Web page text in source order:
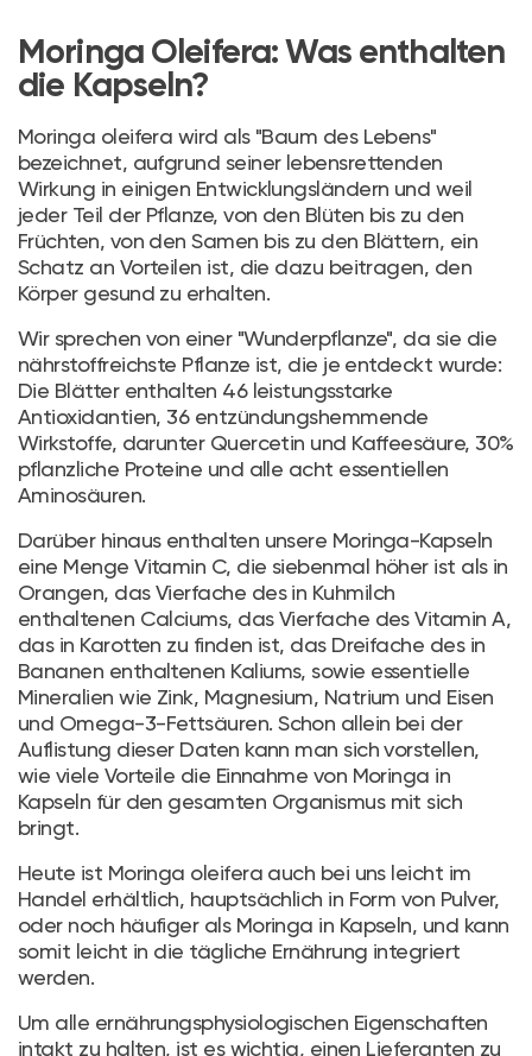
Moringa Oleifera: Was enthalten
die Kapseln?
Moringa oleifera wird als "Baum des Lebens"
bezeichnet, aufgrund seiner lebensrettenden
Wirkung in einigen Entwicklungsländern und weil
jeder Teil der Pflanze, von den Blüten bis zu den
Früchten, von den Samen bis zu den Blättern, ein
Schatz an Vorteilen ist, die dazu beitragen, den
Körper gesund zu erhalten.
Wir sprechen von einer "Wunderpflanze", da sie die
nährstoffreichste Pflanze ist, die je entdeckt wurde:
Die Blätter enthalten 46 leistungsstarke
Antioxidantien, 36 entzündungshemmende
Wirkstoffe, darunter Quercetin und Kaffeesäure, 30%
pflanzliche Proteine und alle acht essentiellen
Aminosäuren.
Darüber hinaus enthalten unsere Moringa-Kapseln
eine Menge Vitamin C, die siebenmal höher ist als in
Orangen, das Vierfache des in Kuhmilch
enthaltenen Calciums, das Vierfache des Vitamin A,
das in Karotten zu finden ist, das Dreifache des in
Bananen enthaltenen Kaliums, sowie essentielle
Mineralien wie Zink, Magnesium, Natrium und Eisen
und Omega-3-Fettsäuren. Schon allein bei der
Auflistung dieser Daten kann man sich vorstellen,
wie viele Vorteile die Einnahme von Moringa in
Kapseln für den gesamten Organismus mit sich
bringt.
Heute ist Moringa oleifera auch bei uns leicht im
Handel erhältlich, hauptsächlich in Form von Pulver,
oder noch häufiger als Moringa in Kapseln, und kann
somit leicht in die tägliche Ernährung integriert
werden.
Um alle ernährungsphysiologischen Eigenschaften
intakt zu halten, ist es wichtig, einen Lieferanten zu